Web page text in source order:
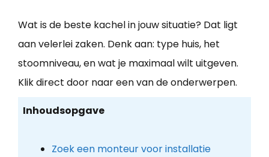
Wat is de beste kachel in jouw situatie? Dat ligt
aan velerlei zaken. Denk aan: type huis, het
stoomniveau, en wat je maximaal wilt uitgeven.
Klik direct door naar een van de onderwerpen.
Inhoudsopgave
Zoek een monteur voor installatie